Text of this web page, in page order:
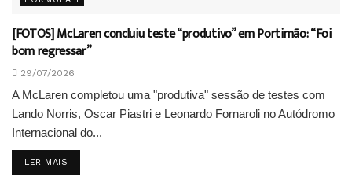
[FOTOS] McLaren concluiu teste “produtivo” em Portimão: “Foi
bom regressar”
29/07/2026
A McLaren completou uma "produtiva" sessão de testes com
Lando Norris, Oscar Piastri e Leonardo Fornaroli no Autódromo
Internacional do...
LER MAIS